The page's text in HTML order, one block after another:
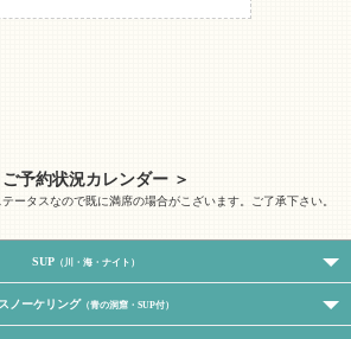
ご予約状況カレンダー ＞
ータスなので既に満席の場合がこざいます。ご了承下さい。
SUP（川・海・ナイト）
スノーケリング （青の洞窟・SUP付）